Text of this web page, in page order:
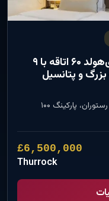
خرید Thurrock Hotel | هتل فری‌هولد ۶۰ اتاقه با ۹
و پتانسیل
هتل فری‌هولد ۶۰ اتاقه با ۹ سالن کنفرانس، رستوران، پارکینگ ۱۰۰
£6,500,000
Thurrock